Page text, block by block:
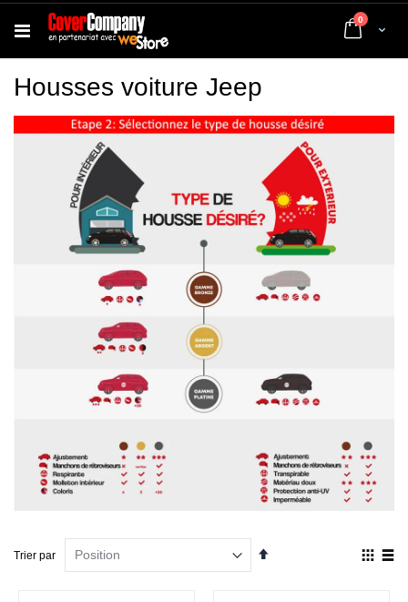
Cart
0 articles
Housses voiture Jeep
Trier par
en